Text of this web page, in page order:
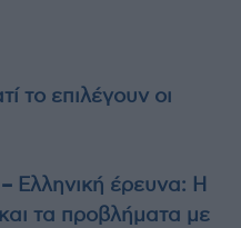
το επιλέγουν οι
Ελληνική έρευνα: Η
τα προβλήματα με